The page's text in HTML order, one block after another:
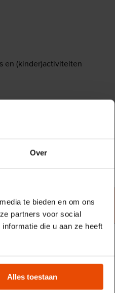
Over
te bieden en om ons
partners voor social
die u aan ze heeft
Alles toestaan
en (kinder)activiteiten
Museum.